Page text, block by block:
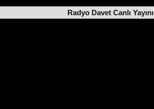
Radyo Davet Canlı Yayını